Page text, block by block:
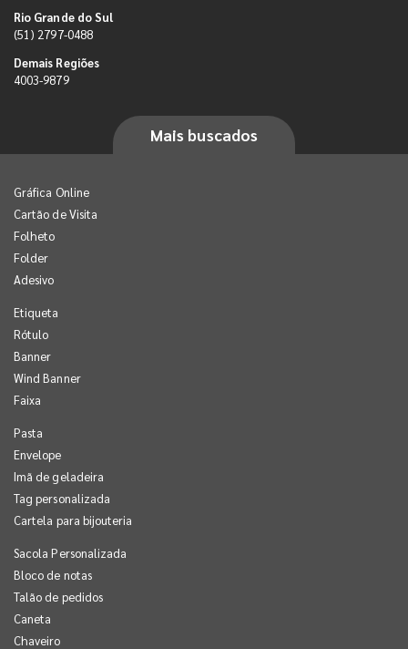
Rio Grande do Sul
(51) 2797-0488
Demais Regiões
4003-9879
Mais buscados
Gráfica Online
Cartão de Visita
Folheto
Folder
Adesivo
Etiqueta
Rótulo
Banner
Wind Banner
Faixa
Pasta
Envelope
Imã de geladeira
Tag personalizada
Cartela para bijouteria
Sacola Personalizada
Bloco de notas
Talão de pedidos
Caneta
Chaveiro